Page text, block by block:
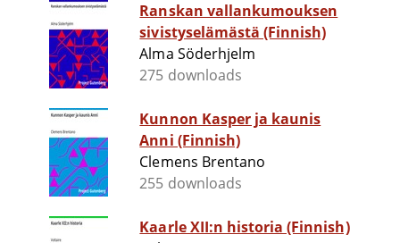
Ranskan vallankumouksen
sivistyselämästä (Finnish)
Alma Söderhjelm
275 downloads
Kunnon Kasper ja kaunis
Anni (Finnish)
Clemens Brentano
255 downloads
Kaarle XII:n historia (Finnish)